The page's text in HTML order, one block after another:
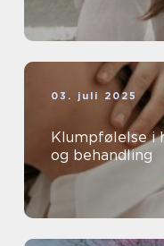
03. juli 2025
Klumpfølelse i
og behandling